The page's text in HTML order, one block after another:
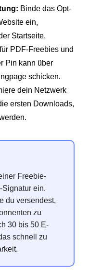
Binde das Opt-
ein,
Startseite.
PDF-Freebies und
Pin kann über
schicken.
dein Netzwerk
ersten Downloads,
Freebie-
Signatur ein.
du versendest,
zu
30 bis 50 E-
schnell zu